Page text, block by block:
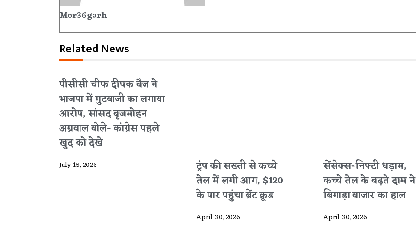
Mor36garh
Related News
पीसीसी चीफ दीपक बैज ने
भाजपा में गुटबाजी का लगाया
आरोप, सांसद बृजमोहन
अग्रवाल बोले- कांग्रेस पहले
खुद को देखे
July 15, 2026
ट्रंप की सख्ती से कच्चे
तेल में लगी आग, $120
के पार पहुंचा ब्रेंट क्रूड
April 30, 2026
सेंसेक्स-निफ्टी धड़ाम,
कच्चे तेल के बढ़ते दाम ने
बिगाड़ा बाजार का हाल
April 30, 2026